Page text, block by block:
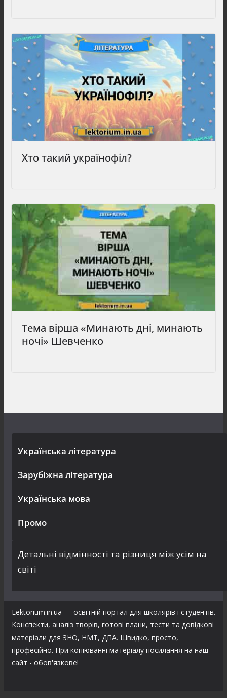
Хто такий українофіл?
Тема вірша «Минають дні, минають
ночі» Шевченко
Українська література
Зарубіжна література
Українська мова
Промо
Детальні відмінності та різниця між усім на
світі
Lektorium.in.ua — освітній портал для школярів і студентів.
Конспекти, аналіз творів, готові плани, тести та довідкові
матеріали для ЗНО, НМТ, ДПА. Швидко, просто,
професійно. При копіюванні матеріалу посилання на наш
сайт - обов'язкове!